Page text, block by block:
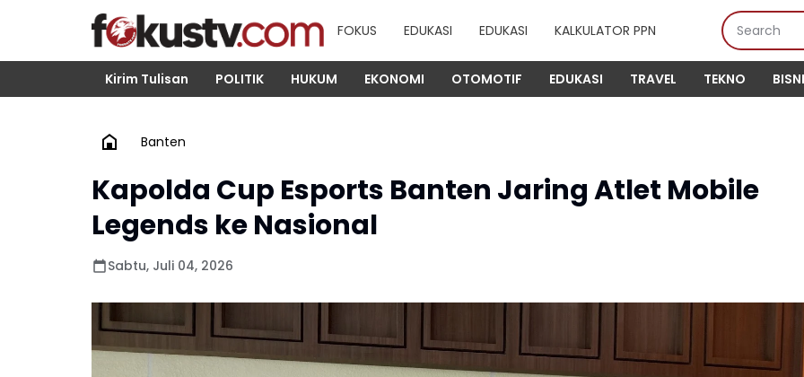
FOKUS EDUKASI EDUKASI KALKULATOR PPN
Kirim Tulisan POLITIK HUKUM EKONOMI OTOMOTIF EDUKASI TRAVEL TEKNO
Banten
Kapolda Cup Esports Banten Jaring Atlet Mobile
Legends ke Nasional
Sabtu, Juli 04, 2026